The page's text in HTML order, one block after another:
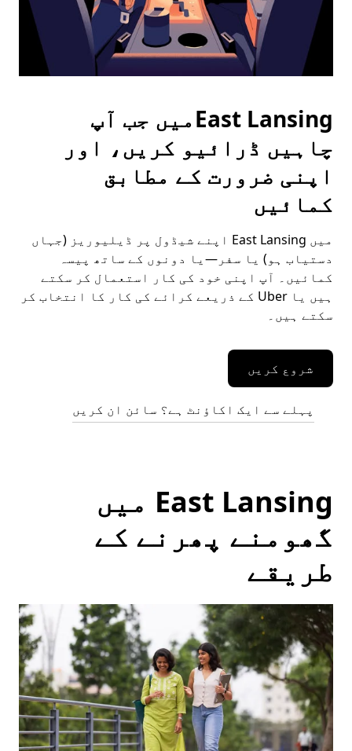
East Lansingمیں جب آپ
چاہیں ڈرائیو کریں، اور
اپنی ضرورت کے مطابق
کمائیں
میں East Lansing اپنے شیڈول پر ڈیلیوریز (جہاں
دستیاب ہو) یا سفر—یا دونوں کے ساتھ پیسہ
کمائیں۔ آپ اپنی خود کی کار استعمال کر سکتے
ہیں یا Uber کے ذریعے کرائے کی کار کا انتخاب کر
سکتے ہیں۔
شروع کریں
پہلے سے ایک اکاؤنٹ ہے؟ سائن ان کریں
East Lansing میں
گھومنے پھرنے کے
طریقے